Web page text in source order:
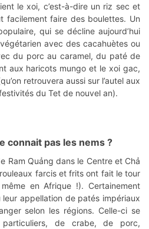
le xoi, c’est-à-dire un riz sec et
facilement faire des boulettes. Un
qui se décline aujourd’hui
avec des cacahuètes ou
du porc au caramel, du paté de
aux haricots mungo et le xoi gac,
retrouvera aussi sur l’autel aux
du Tet de nouvel an).
connait pas les nems ?
Ram Quảng dans le Centre et Chả
farcis et frits ont fait le tour
en Afrique !). Certainement
leur appellation de patés impériaux
selon les régions. Celle-ci se
particuliers, de crabe, de porc,